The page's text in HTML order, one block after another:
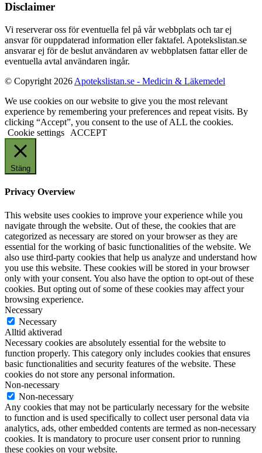
Disclaimer
Vi reserverar oss för eventuella fel på vår webbplats och tar ej
ansvar för ouppdaterad information eller faktafel. Apotekslistan.se
ansvarar ej för de beslut användaren av webbplatsen fattar eller de
eventuella avtal användaren ingår.
© Copyright 2026 Apotekslistan.se - Medicin & Läkemedel
We use cookies on our website to give you the most relevant
experience by remembering your preferences and repeat visits. By
clicking “Accept”, you consent to the use of ALL the cookies.
Cookie settings
ACCEPT
Stäng
Privacy Overview
This website uses cookies to improve your experience while you
navigate through the website. Out of these, the cookies that are
categorized as necessary are stored on your browser as they are
essential for the working of basic functionalities of the website. We
also use third-party cookies that help us analyze and understand how
you use this website. These cookies will be stored in your browser
only with your consent. You also have the option to opt-out of these
cookies. But opting out of some of these cookies may affect your
browsing experience.
Necessary
Necessary
Alltid aktiverad
Necessary cookies are absolutely essential for the website to
function properly. This category only includes cookies that ensures
basic functionalities and security features of the website. These
cookies do not store any personal information.
Non-necessary
Non-necessary
Any cookies that may not be particularly necessary for the website
to function and is used specifically to collect user personal data via
analytics, ads, other embedded contents are termed as non-necessary
cookies. It is mandatory to procure user consent prior to running
these cookies on your website.